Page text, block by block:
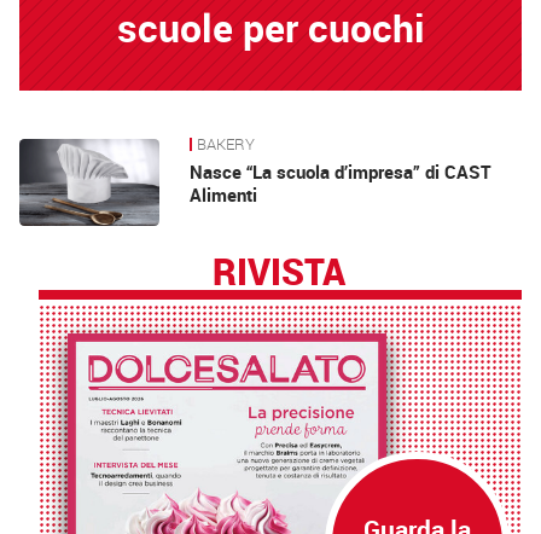
scuole per cuochi
News BAKERY
Nasce “La scuola d’impresa” di CAST
Alimenti
RIVISTA